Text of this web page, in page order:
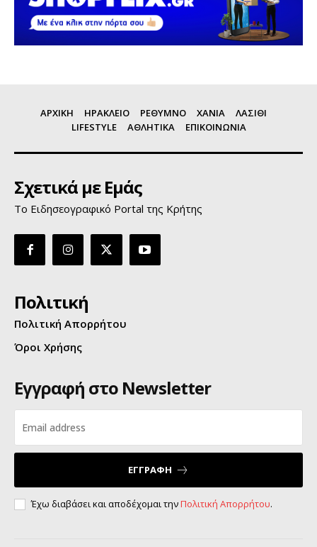
ΑΡΧΙΚΗ ΗΡΑΚΛΕΙΟ ΡΕΘΥΜΝΟ ΧΑΝΙΑ
ΛΑΣΙΘΙ
LIFESTYLE
ΑΘΛΗΤΙΚΑ ΕΠΙΚΟΙΝΩΝΙΑ
Σχετικά με Εμάς
Το Ειδησεογραφικό Portal της Κρήτης
Πολιτική
Πολιτική Απορρήτου
Όροι Χρήσης
Εγγραφή στο Newsletter
ΕΓΓΡΑΦΗ
Έχω διαβάσει και αποδέχομαι τηνΠολιτική Απορρήτου.